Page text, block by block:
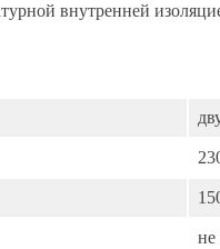
внутренней
не